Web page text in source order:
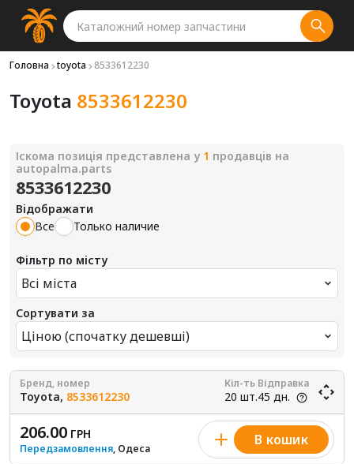
Головна toyota 8533612230
Toyota 8533612230
Іскома позиція представлена у 1 продавців на
autopalma.parts
8533612230
Відображати
Все
Только наличие
Фільтр по місту
Всі міста
Сортувати за
Ціною (спочатку дешевші)
Бренд, номер
Toyota, 8533612230
Кіл-ть
20 шт.
Відправка
45 дн.
206.00 ГРН
Передзамовлення, Одеса
В кошик